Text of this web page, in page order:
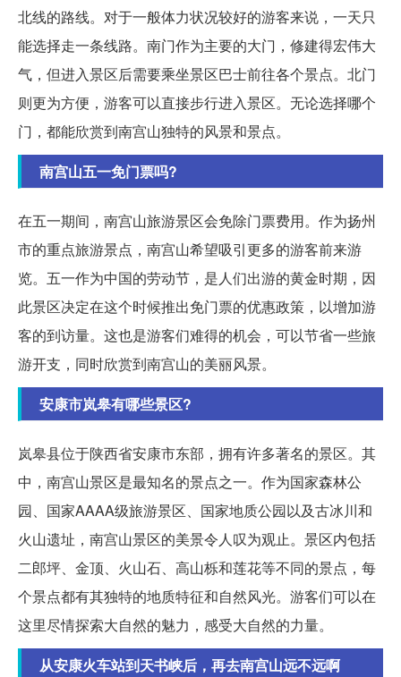
北线的路线。对于一般体力状况较好的游客来说，一天只
能选择走一条线路。南门作为主要的大门，修建得宏伟大
气，但进入景区后需要乘坐景区巴士前往各个景点。北门
则更为方便，游客可以直接步行进入景区。无论选择哪个
门，都能欣赏到南宫山独特的风景和景点。
南宫山五一免门票吗?
在五一期间，南宫山旅游景区会免除门票费用。作为扬州
市的重点旅游景点，南宫山希望吸引更多的游客前来游
览。五一作为中国的劳动节，是人们出游的黄金时期，因
此景区决定在这个时候推出免门票的优惠政策，以增加游
客的到访量。这也是游客们难得的机会，可以节省一些旅
游开支，同时欣赏到南宫山的美丽风景。
安康市岚皋有哪些景区?
岚皋县位于陕西省安康市东部，拥有许多著名的景区。其
中，南宫山景区是最知名的景点之一。作为国家森林公
园、国家AAAA级旅游景区、国家地质公园以及古冰川和
火山遗址，南宫山景区的美景令人叹为观止。景区内包括
二郎坪、金顶、火山石、高山栎和莲花等不同的景点，每
个景点都有其独特的地质特征和自然风光。游客们可以在
这里尽情探索大自然的魅力，感受大自然的力量。
从安康火车站到天书峡后，再去南宫山远不远啊